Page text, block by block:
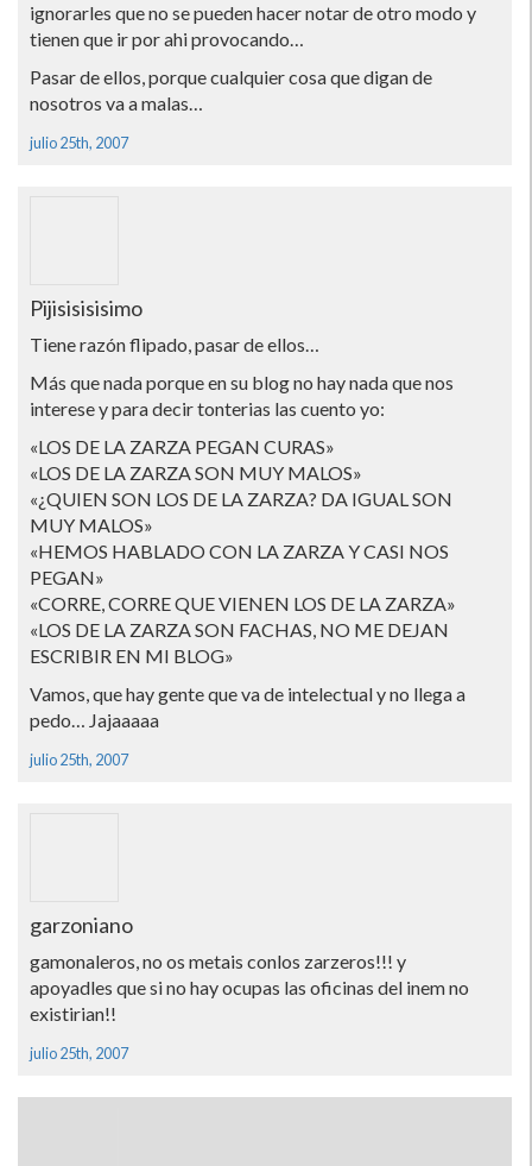
ignorarles que no se pueden hacer notar de otro modo y
tienen que ir por ahi provocando…
Pasar de ellos, porque cualquier cosa que digan de
nosotros va a malas…
julio 25th, 2007
Pijisisisisimo
Tiene razón flipado, pasar de ellos…
Más que nada porque en su blog no hay nada que nos
interese y para decir tonterias las cuento yo:
«LOS DE LA ZARZA PEGAN CURAS»
«LOS DE LA ZARZA SON MUY MALOS»
«¿QUIEN SON LOS DE LA ZARZA? DA IGUAL SON
MUY MALOS»
«HEMOS HABLADO CON LA ZARZA Y CASI NOS
PEGAN»
«CORRE, CORRE QUE VIENEN LOS DE LA ZARZA»
«LOS DE LA ZARZA SON FACHAS, NO ME DEJAN
ESCRIBIR EN MI BLOG»
Vamos, que hay gente que va de intelectual y no llega a
pedo… Jajaaaaa
julio 25th, 2007
garzoniano
gamonaleros, no os metais conlos zarzeros!!! y
apoyadles que si no hay ocupas las oficinas del inem no
existirian!!
julio 25th, 2007